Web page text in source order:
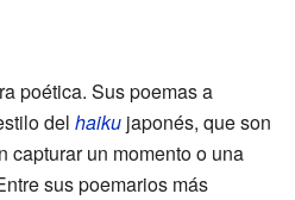
poética. Sus poemas a
del haiku japonés, que son
capturar un momento o una
sus poemarios más